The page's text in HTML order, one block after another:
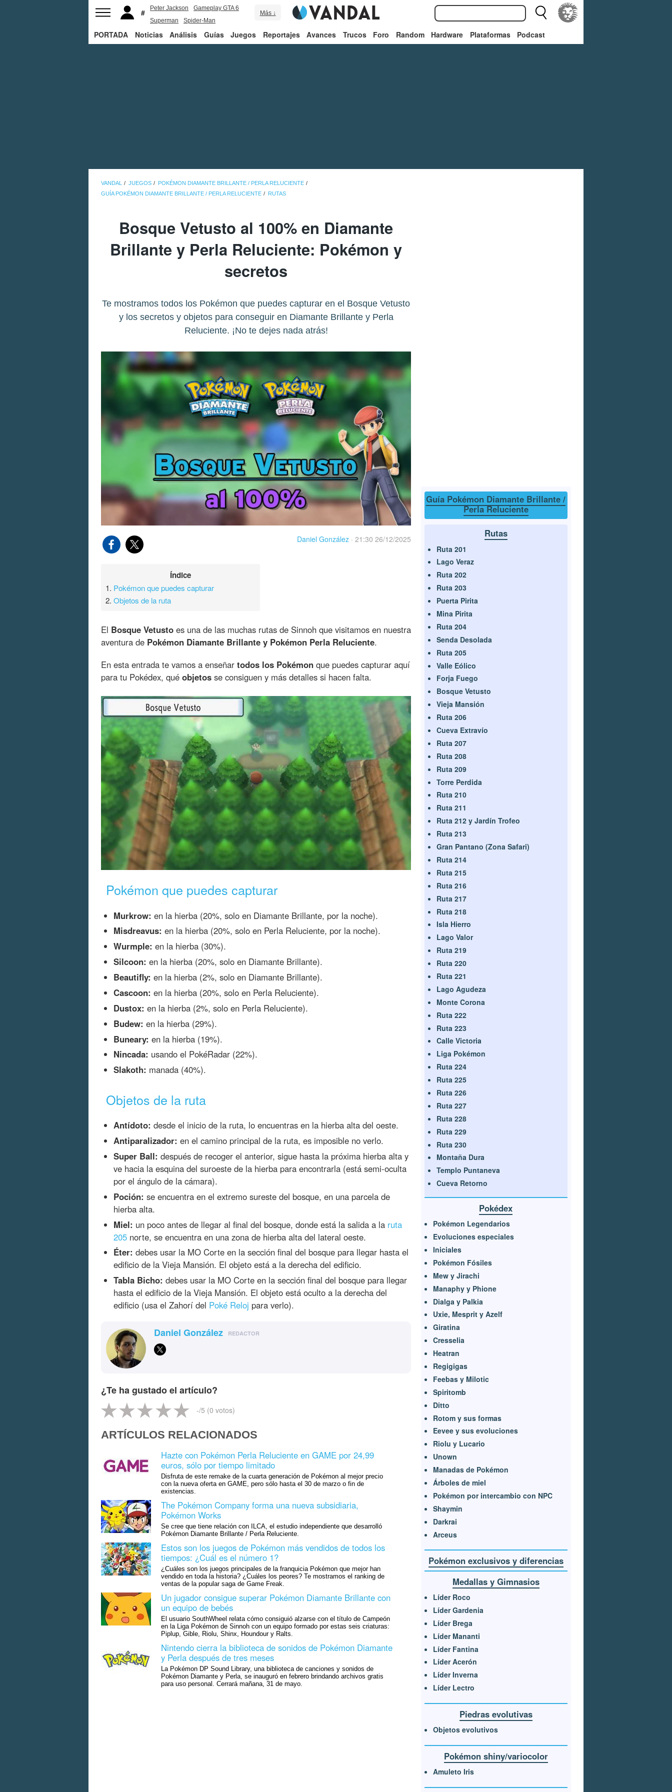
Peter Jackson
Gameplay GTA 6
Superman
Spider-Man
Más ↓
PORTADA Noticias Análisis Guías Juegos Reportajes Avances Trucos Foro Random Hardware Plataformas Podcast
VANDAL JUEGOS
POKÉMON DIAMANTE BRILLANTE / PERLA RELUCIENTE
GUÍA POKÉMON DIAMANTE BRILLANTE / PERLA RELUCIENTE
RUTAS
Bosque Vetusto al 100% en Diamante
Brillante y Perla Reluciente: Pokémon y
secretos
Te mostramos todos los Pokémon que puedes capturar en el Bosque Vetusto
y los secretos y objetos para conseguir en Diamante Brillante y Perla
Reluciente. ¡No te dejes nada atrás!
Daniel González · 21:30 26/12/2025
Índice
1. Pokémon que puedes capturar
2.Objetos de la ruta
El Bosque Vetusto es una de las muchas rutas de Sinnoh que visitamos en nuestra
aventura de Pokémon Diamante Brillante y Pokémon Perla Reluciente.
En esta entrada te vamos a enseñar todos los Pokémon que puedes capturar aquí
para tu Pokédex, qué objetos se consiguen y más detalles si hacen falta.
Pokémon que puedes capturar
Murkrow: en la hierba (20%, solo en Diamante Brillante, por la noche).
Misdreavus: en la hierba (20%, solo en Perla Reluciente, por la noche).
Wurmple: en la hierba (30%).
Silcoon: en la hierba (20%, solo en Diamante Brillante).
Beautifly: en la hierba (2%, solo en Diamante Brillante).
Cascoon: en la hierba (20%, solo en Perla Reluciente).
Dustox: en la hierba (2%, solo en Perla Reluciente).
Budew: en la hierba (29%).
Buneary: en la hierba (19%).
Nincada: usando el PokéRadar (22%).
Slakoth: manada (40%).
Objetos de la ruta
Antídoto: desde el inicio de la ruta, lo encuentras en la hierba alta del oeste.
Antiparalizador: en el camino principal de la ruta, es imposible no verlo.
Super Ball: después de recoger el anterior, sigue hasta la próxima hierba alta y
ve hacia la esquina del suroeste de la hierba para encontrarla (está semi-oculta
por el ángulo de la cámara).
Poción: se encuentra en el extremo sureste del bosque, en una parcela de
hierba alta.
Miel: un poco antes de llegar al final del bosque, donde está la salida a la ruta
205 norte, se encuentra en una zona de hierba alta del lateral oeste.
Éter: debes usar la MO Corte en la sección final del bosque para llegar hasta el
edificio de la Vieja Mansión. El objeto está a la derecha del edificio.
Tabla Bicho: debes usar la MO Corte en la sección final del bosque para llegar
hasta el edificio de la Vieja Mansión. El objeto está oculto a la derecha del
edificio (usa el Zahorí del Poké Reloj para verlo).
Daniel González REDACTOR
¿Te ha gustado el artículo?
-/5 (0 votos)
ARTÍCULOS RELACIONADOS
Hazte con Pokémon Perla Reluciente en GAME por 24,99
euros, sólo por tiempo limitado
Disfruta de este remake de la cuarta generación de Pokémon al mejor precio
con la nueva oferta en GAME, pero sólo hasta el 30 de marzo o fin de
existencias.
The Pokémon Company forma una nueva subsidiaria,
Pokémon Works
Se cree que tiene relación con ILCA, el estudio independiente que desarrolló
Pokémon Diamante Brillante / Perla Reluciente.
Estos son los juegos de Pokémon más vendidos de todos los
tiempos: ¿Cuál es el número 1?
¿Cuáles son los juegos principales de la franquicia Pokémon que mejor han
vendido en toda la historia? ¿Cuáles los peores? Te mostramos el ranking de
ventas de la popular saga de Game Freak.
Un jugador consigue superar Pokémon Diamante Brillante con
un equipo de bebés
El usuario SouthWheel relata cómo consiguió alzarse con el título de Campeón
en la Liga Pokémon de Sinnoh con un equipo formado por estas seis criaturas:
Piplup, Gible, Riolu, Shinx, Houndour y Ralts.
Nintendo cierra la biblioteca de sonidos de Pokémon Diamante
y Perla después de tres meses
La Pokémon DP Sound Library, una biblioteca de canciones y sonidos de
Pokémon Diamante y Perla, se inauguró en febrero brindando archivos gratis
para uso personal. Cerrará mañana, 31 de mayo.
Guía Pokémon Diamante Brillante /
Perla Reluciente
Rutas
Ruta 201
Lago Veraz
Ruta 202
Ruta 203
Puerta Pirita
Mina Pirita
Ruta 204
Senda Desolada
Ruta 205
Valle Eólico
Forja Fuego
Bosque Vetusto
Vieja Mansión
Ruta 206
Cueva Extravío
Ruta 207
Ruta 208
Ruta 209
Torre Perdida
Ruta 210
Ruta 211
Ruta 212 y Jardín Trofeo
Ruta 213
Gran Pantano (Zona Safari)
Ruta 214
Ruta 215
Ruta 216
Ruta 217
Ruta 218
Isla Hierro
Lago Valor
Ruta 219
Ruta 220
Ruta 221
Lago Agudeza
Monte Corona
Ruta 222
Ruta 223
Calle Victoria
Liga Pokémon
Ruta 224
Ruta 225
Ruta 226
Ruta 227
Ruta 228
Ruta 229
Ruta 230
Montaña Dura
Templo Puntaneva
Cueva Retorno
Pokédex
Pokémon Legendarios
Evoluciones especiales
Iniciales
Pokémon Fósiles
Mew y Jirachi
Manaphy y Phione
Dialga y Palkia
Uxie, Mesprit y Azelf
Giratina
Cresselia
Heatran
Regigigas
Feebas y Milotic
Spiritomb
Ditto
Rotom y sus formas
Eevee y sus evoluciones
Riolu y Lucario
Unown
Manadas de Pokémon
Árboles de miel
Pokémon por intercambio con NPC
Shaymin
Darkrai
Arceus
Pokémon exclusivos y diferencias
Medallas y Gimnasios
Líder Roco
Líder Gardenia
Líder Brega
Líder Mananti
Líder Fantina
Líder Acerón
Líder Inverna
Líder Lectro
Piedras evolutivas
Objetos evolutivos
Pokémon shiny/variocolor
Amuleto Iris